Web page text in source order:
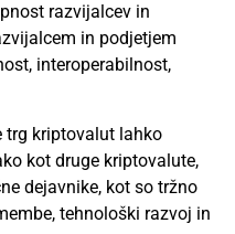
razvijalcev in
in podjetjem
interoperabilnost,
trg kriptovalut lahko
kot druge kriptovalute,
dejavnike, kot so tržno
tehnološki razvoj in